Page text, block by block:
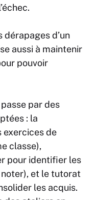
dérapages d’un
aussi à maintenir
pouvoir
par des
: la
exercices de
classe),
pour identifier les
et le tutorat
les acquis.